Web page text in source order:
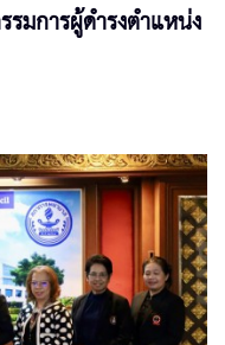
มการผู้ดำรงตำแหน่ง